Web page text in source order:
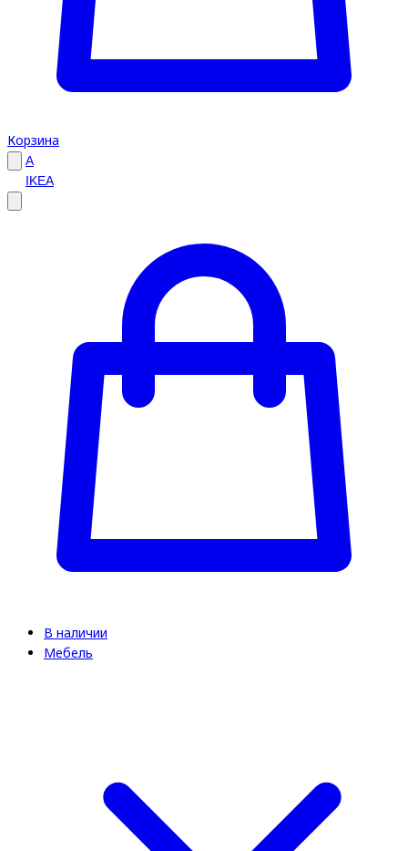
Корзина
A
IKEA
В наличии
Мебель